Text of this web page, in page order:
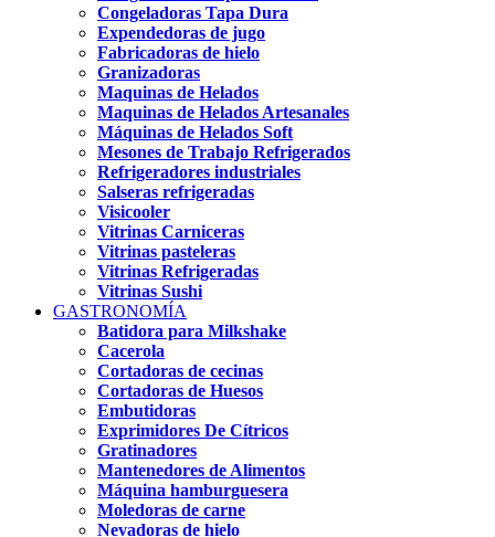
Congeladoras Tapa Dura
Expendedoras de jugo
Fabricadoras de hielo
Granizadoras
Maquinas de Helados
Maquinas de Helados Artesanales
Máquinas de Helados Soft
Mesones de Trabajo Refrigerados
Refrigeradores industriales
Salseras refrigeradas
Visicooler
Vitrinas Carniceras
Vitrinas pasteleras
Vitrinas Refrigeradas
Vitrinas Sushi
GASTRONOMÍA
Batidora para Milkshake
Cacerola
Cortadoras de cecinas
Cortadoras de Huesos
Embutidoras
Exprimidores De Cítricos
Gratinadores
Mantenedores de Alimentos
Máquina hamburguesera
Moledoras de carne
Nevadoras de hielo